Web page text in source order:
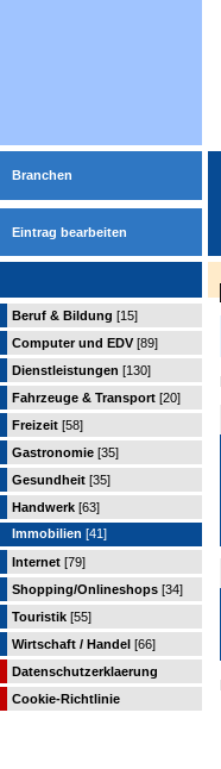
Branchen
Eintrag bearbeiten
Beruf & Bildung [15]
Computer und EDV [89]
Dienstleistungen [130]
Fahrzeuge & Transport [20]
Freizeit [58]
Gastronomie [35]
Gesundheit [35]
Handwerk [63]
Immobilien [41]
Internet [79]
Shopping/Onlineshops [34]
Touristik [55]
Wirtschaft / Handel [66]
Datenschutzerklaerung
Cookie-Richtlinie